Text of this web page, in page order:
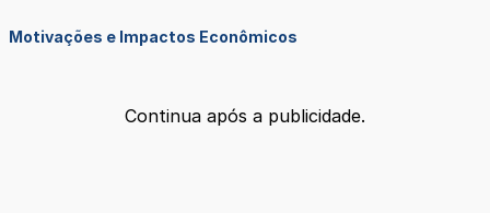
Motivações e Impactos Econômicos
Continua após a publicidade.